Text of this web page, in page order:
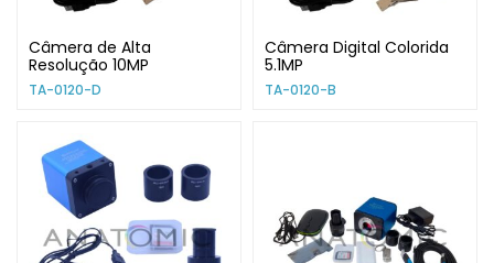
Câmera de Alta
Resolução 10MP
TA-0120-D
Câmera Digital Colorida
5.1MP
TA-0120-B